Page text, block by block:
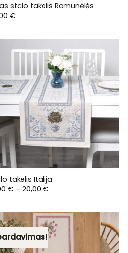
stalo takelis Ramunėlės
€
takelis Italija
€ – 20,00 €Price
20,00 €